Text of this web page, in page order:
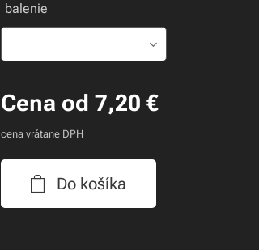
balenie
Cena od 7,20 €
cena vrátane DPH
Do košíka